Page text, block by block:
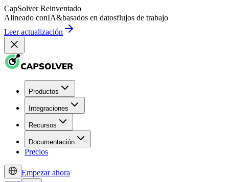
CapSolver Reinventado
Alineado conIA&basados en datosflujos de trabajo
Leer actualización
Productos
Integraciones
Recursos
Documentación
Precios
Empezar ahora